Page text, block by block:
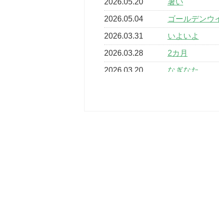
2026.05.04 ゴールデンウ
2026.03.31 いよいよ
2026.03.28 2カ月
2026.03.20 なぎなた